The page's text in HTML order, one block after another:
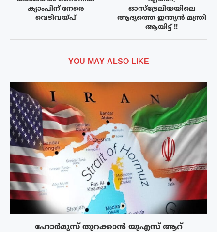
ക്യാംപിന് നേരെ
വെടിവയ്പ്
ഓസ്‌ട്രേലിയയിലെ
ആദ്യത്തെ ഇന്ത്യൻ മന്ത്രി
ആയിട്ട് !!
YOU MAY ALSO LIKE
ഹോർമുസ് തുറക്കാൻ യുഎസ് ആറ്